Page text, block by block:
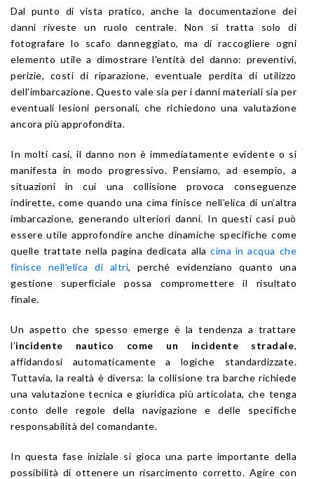
Dal punto di vista pratico, anche la documentazione dei
danni riveste un ruolo centrale. Non si tratta solo di
fotografare lo scafo danneggiato, ma di raccogliere ogni
elemento utile a dimostrare l’entità del danno: preventivi,
perizie, costi di riparazione, eventuale perdita di utilizzo
dell’imbarcazione. Questo vale sia per i danni materiali sia per
eventuali lesioni personali, che richiedono una valutazione
ancora più approfondita.
In molti casi, il danno non è immediatamente evidente o si
manifesta in modo progressivo. Pensiamo, ad esempio, a
situazioni in cui una collisione provoca conseguenze
indirette, come quando una cima finisce nell’elica di un’altra
imbarcazione, generando ulteriori danni. In questi casi può
essere utile approfondire anche dinamiche specifiche come
quelle trattate nella pagina dedicata allacima in acqua che
finisce nell’elica di altri, perché evidenziano quanto una
gestione superficiale possa compromettere il risultato
finale.
Un aspetto che spesso emerge è la tendenza a trattare
l’incidente nautico come un incidente stradale,
affidandosi automaticamente a logiche standardizzate.
Tuttavia, la realtà è diversa: la collisione tra barche richiede
una valutazione tecnica e giuridica più articolata, che tenga
conto delle regole della navigazione e delle specifiche
responsabilità del comandante.
In questa fase iniziale si gioca una parte importante della
possibilità di ottenere un risarcimento corretto. Agire con